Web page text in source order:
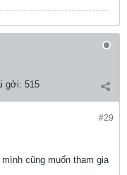
gởi: 515
#29
cũng muốn tham gia